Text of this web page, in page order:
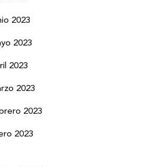
2023
2023
2023
2023
2023
2023